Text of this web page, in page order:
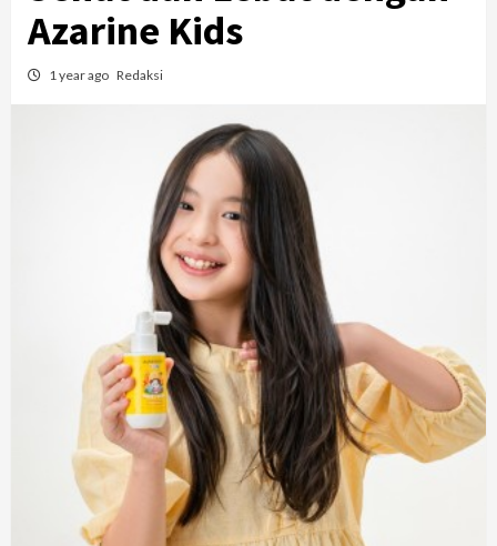
Azarine Kids
1 year ago Redaksi